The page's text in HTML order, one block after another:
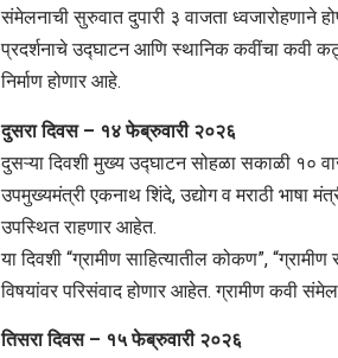
संमेलनाची सुरुवात दुपारी ३ वाजता
प्रदर्शनाचे उद्घाटन आणि स्थानिक कवींचा कवी
निर्माण होणार आहे.
दुसरा दिवस – १४ फेब्रुवारी २०२६
दुसऱ्या दिवशी मुख्य उद्घाटन सोहळा सकाळी १०
उपमुख्यमंत्री एकनाथ शिंदे, उद्योग व मराठी भाषा
उपस्थित राहणार आहेत.
या दिवशी “ग्रामीण साहित्यातील कोकण”,
विषयांवर परिसंवाद होणार आहेत. ग्रामीण कवी
तिसरा दिवस – १५ फेब्रुवारी २०२६